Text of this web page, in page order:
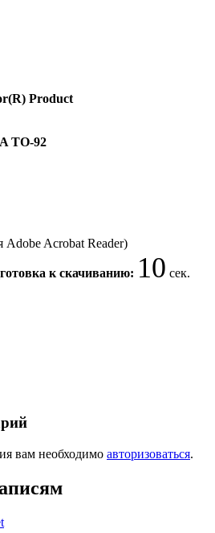
Product
TO-92
Adobe Acrobat Reader)
к скачиванию: 10 сек.
вам необходимо авторизоваться.